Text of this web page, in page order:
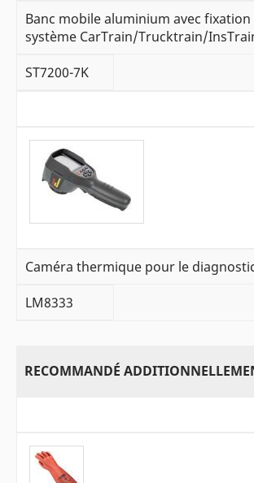
Banc mobile aluminium avec
système CarTrain/Trucktrain/
ST7200-7K
Caméra thermique pour le
LM8333
RECOMMANDÉ